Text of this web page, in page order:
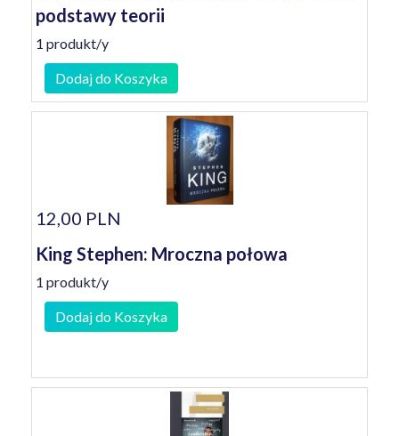
podstawy teorii
1 produkt/y
Dodaj do Koszyka
12,00 PLN
King Stephen: Mroczna połowa
1 produkt/y
Dodaj do Koszyka